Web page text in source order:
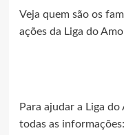
Veja quem são os
ações da Liga do
Para ajudar a Liga
todas as informações: